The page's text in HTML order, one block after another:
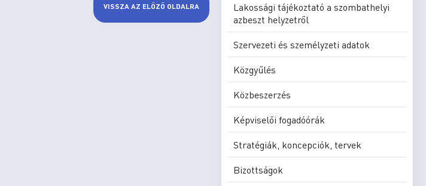
VISSZA AZ ELŐZŐ OLDALRA
Lakossági tájékoztató a szombathelyi
azbeszt helyzetről
Szervezeti és személyzeti adatok
Közgyűlés
Közbeszerzés
Képviselői fogadóórák
Stratégiák, koncepciók, tervek
Bizottságok